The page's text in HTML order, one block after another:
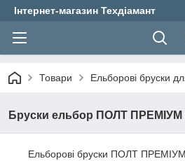
Інтернет-магазин Техдіамант
Товари Ельборові бруски
Бруски ельбор ПОЛТ ПРЕМІУМ
Ельборові бруски ПОЛТ ПРЕМІУМ